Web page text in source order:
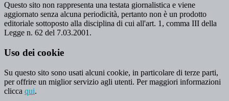
Questo sito non rappresenta una testata giornalistica e viene
aggiornato senza alcuna periodicità, pertanto non è un prodotto
editoriale sottoposto alla disciplina di cui all'art. 1, comma III della
Legge n. 62 del 7.03.2001.
Uso dei cookie
Su questo sito sono usati alcuni cookie, in particolare di terze parti,
per offrire un miglior servizio agli utenti. Per maggiori informazioni
clicca qui.